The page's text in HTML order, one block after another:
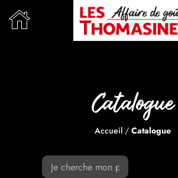
Passer
Catalogue
Accueil/ Catalogue